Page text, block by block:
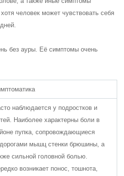
человек может чувствовать себя
без ауры. Её симптомы очень
наблюдается у подростков и
Наиболее характерны боли в
пупка, сопровождающиеся
мышц стенки брюшины, а
сильной головной болью.
возникает понос, тошнота,